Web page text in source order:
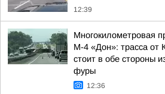
12:39
Многокилометровая
М-4 «Дон»: трасса от
стоит в обе стороны
фуры
12:36